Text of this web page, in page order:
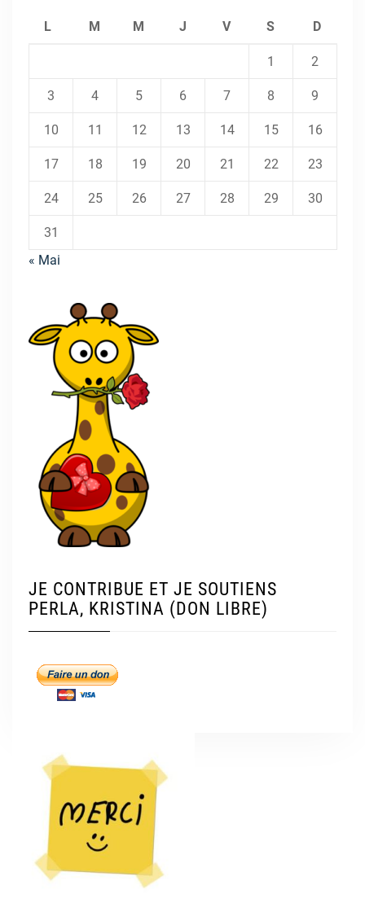
L M M J V S D
1 2
3 4 5 6 7 8 9
10 11 12 13 14 15 16
17 18 19 20 21 22 23
24 25 26 27 28 29 30
31
« Mai
JE CONTRIBUE ET JE SOUTIENS
PERLA, KRISTINA (DON LIBRE)